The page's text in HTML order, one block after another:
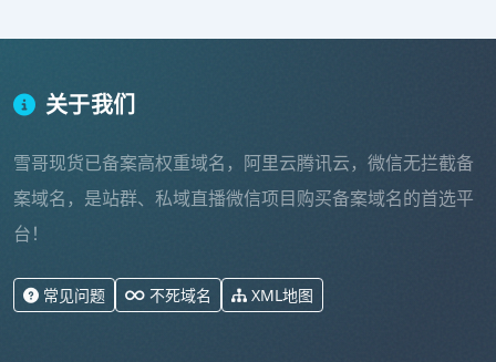
关于我们
雪哥现货已备案高权重域名，阿里云腾讯云，微信无拦截备
案域名，是站群、私域直播微信项目购买备案域名的首选平
台！
常见问题 不死域名 XML地图